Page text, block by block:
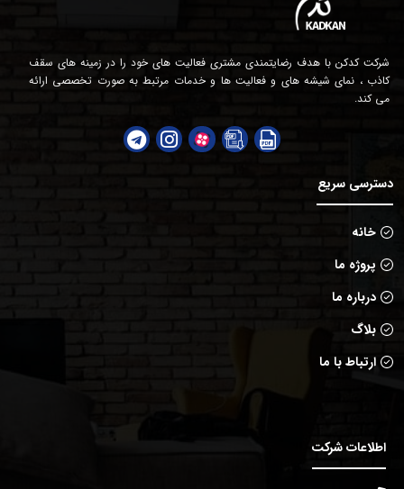
شرکت کدکن با هدف رضایتمندی مشتری فعالیت های خود را در زمینه های سقف
کاذب ، نمای شیشه های و فعالیت ها و خدمات مرتبط به صورت تخصصی ارائه
می کند.
دسترسی سریع
خانه
پروژه ما
درباره ما
بلاگ
ارتباط با ما
اطلاعات شرکت